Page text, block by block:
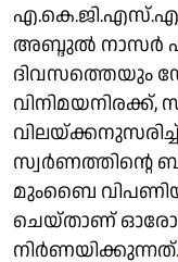
അബ്ദുല്‍ നാസര്‍
ദിവസത്തെയും
വിനിമയനിരക്ക്,
വിലയ്ക്കനുസരിച്ച്
സ്വര്‍ണത്തിന്റെ
മുംബൈ
ചെയ്താണ് ഓരോ
നിര്‍ണയിക്കുന്നത്.